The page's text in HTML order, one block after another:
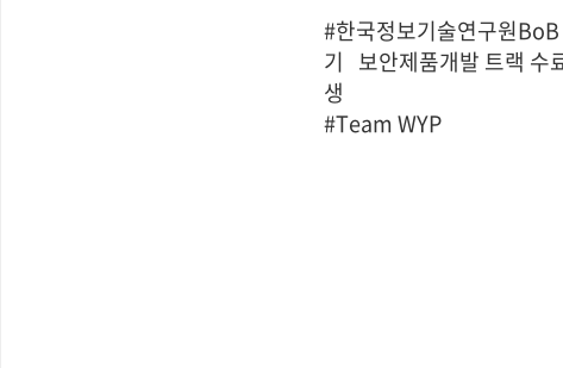
#한국정보기술연구원
기   보안제품개발 트랙 수
생
#Team WYP